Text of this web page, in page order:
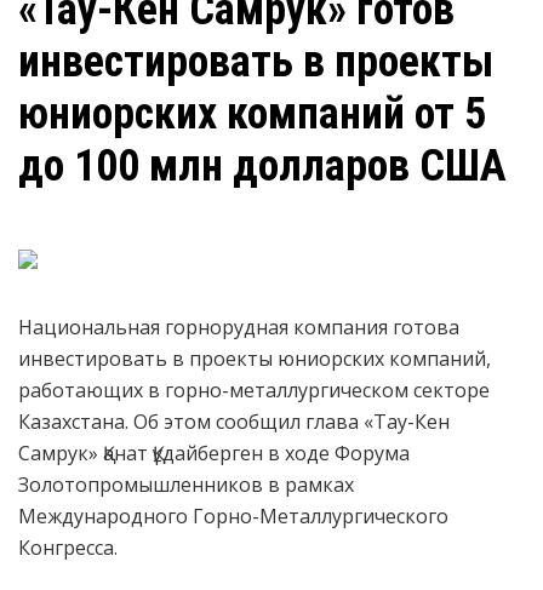
инвестировать в проекты
юниорских компаний от 5
до 100 млн долларов США
Национальная горнорудная компания готова
инвестировать в проекты юниорских компаний,
работающих в горно-металлургическом секторе
Казахстана. Об этом сообщил глава «Тау-Кен
Самрук» Қанат Құдайберген в ходе Форума
Золотопромышленников в рамках
Международного Горно-Металлургического
Конгресса.